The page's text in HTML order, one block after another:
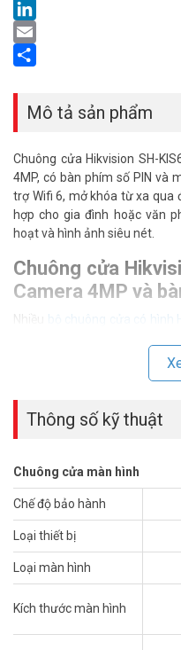
LinkedIn
Email
Mô tả sản phẩm
Chuông cửa Hikvision SH-
4MP, có bàn phím số PIN và
trợ Wifi 6, mở khóa từ xa qua
hợp cho gia đình hoặc văn
hoạt và hình ảnh siêu nét.
Chuông cửa
Camera 4MP và
Nhiều bộ chuông cửa có hình
điều đó bằng bàn phím PIN
bằng mã số mà không cần
nhiều người ra vào.
Thông số kỹ thuật
Chuông cửa màn hình
Chế độ bảo hành
Loại thiết bị
Loại màn hình
Kích thước màn hình